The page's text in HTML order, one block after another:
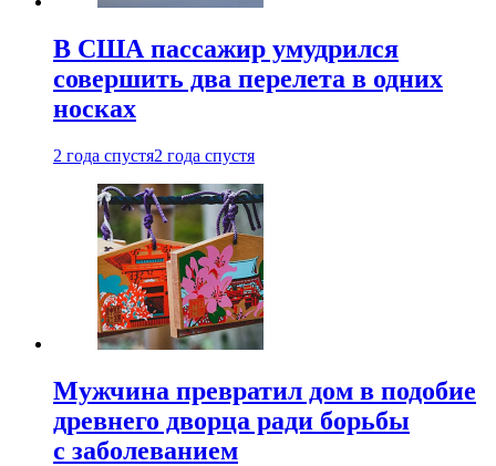
В США пассажир умудрился
совершить два перелета в одних
носках
2 года спустя2 года спустя
Мужчина превратил дом в подобие
древнего дворца ради борьбы
с заболеванием